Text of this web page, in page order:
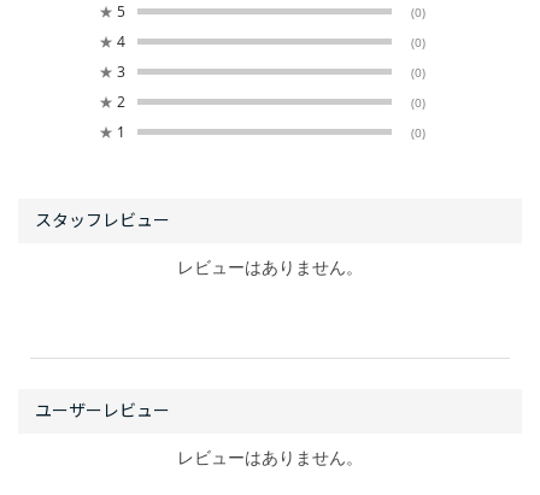
★ 5 (0)
★ 4 (0)
★ 3 (0)
★ 2 (0)
★ 1 (0)
レビューはありません。
レビューはありません。